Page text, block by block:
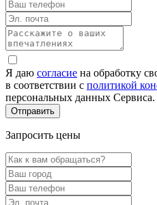
Я даю согласие на обработку
в соответствии с политикой
персональных данных Сервиса.
Запросить цены